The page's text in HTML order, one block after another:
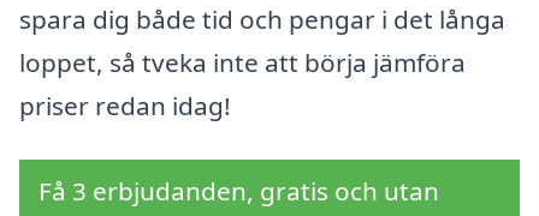
spara dig både tid och pengar i det långa
loppet, så tveka inte att börja jämföra
priser redan idag!
Få 3 erbjudanden, gratis och utan